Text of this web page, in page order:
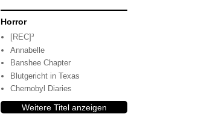
Horror
[REC]³
Annabelle
Banshee Chapter
Blutgericht in Texas
Chernobyl Diaries
Weitere Titel anzeigen